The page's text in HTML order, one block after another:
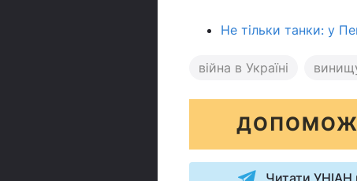
Не тільки танки: у
війна в Україні
Читати УНІАН